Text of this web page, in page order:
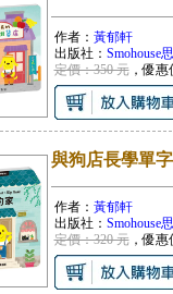
作者： 黃郁軒
出版社： Smohouse
定價：350 元，優惠
與狗店長學單
作者： 黃郁軒
出版社： Smohouse
定價：320 元，優惠